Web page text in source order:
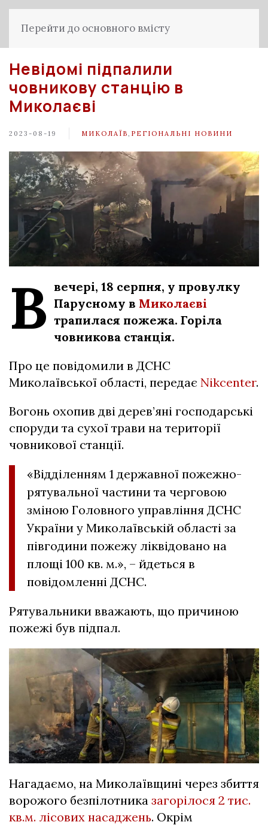
Перейти до основного вмісту
Невідомі підпалили
човникову станцію в
Миколаєві
2023-08-19 МИКОЛАЇВ РЕГІОНАЛЬНІ НОВИНИ
В вечері, 18 серпня, у провулку
Парусному в Миколаєві
трапилася пожежа. Горіла
човникова станція.
Про це повідомили в ДСНС
Миколаївської області, передає Nikcenter.
Вогонь охопив дві дерев’яні господарські
споруди та сухої трави на території
човникової станції.
«Відділенням 1 державної пожежно-
рятувальної частини та черговою
зміною Головного управління ДСНС
України у Миколаївській області за
півгодини пожежу ліквідовано на
площі 100 кв. м.», – йдеться в
повідомленні ДСНС.
Рятувальники вважають, що причиною
пожежі був підпал.
Нагадаємо, на Миколаївщині через збиття
ворожого безпілотника загорілося 2 тис.
кв.м. лісових насаджень. Окрім